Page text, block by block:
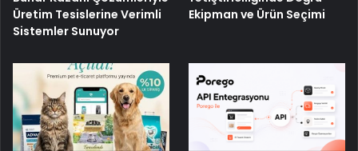
Üretim Tesislerine Verimli
Sistemler Sunuyor
Ekipman ve Ürün Seçimi